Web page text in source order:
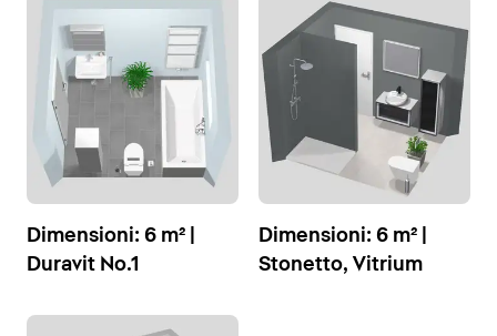
Dimensioni: 6 m² |
Duravit No.1
Dimensioni: 6 m² |
Stonetto, Vitrium